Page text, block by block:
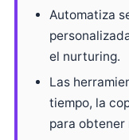
Automatiza
el nurturing.
Las
tiempo, la
para obtener